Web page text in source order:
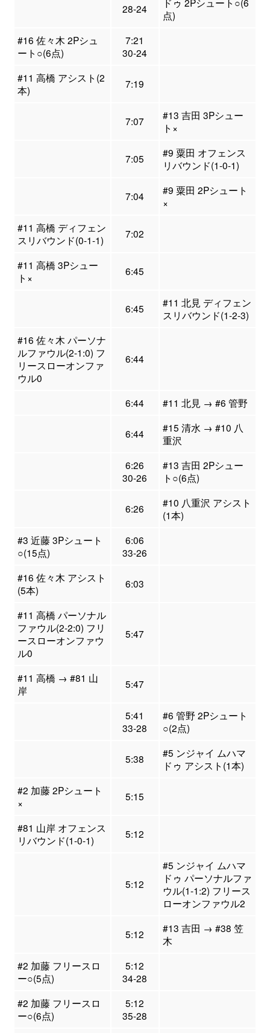
28-24
点)
#16 佐々木 2Pシュ
ート○(6点)
7:21
30-24
#11 高橋 アシスト(2
本)
7:19
7:07
#13 吉田 3Pシュー
ト×
7:05
#9 粟田 オフェンス
リバウンド(1-0-1)
7:04
#9 粟田 2Pシュート
×
#11 高橋 ディフェン
スリバウンド(0-1-1)
7:02
#11 高橋 3Pシュー
ト×
6:45
6:45
#11 北見 ディフェン
スリバウンド(1-2-3)
#16 佐々木 パーソナ
ルファウル(2-1:0) フ
リースローオンファ
ウル0
6:44
6:44 #11 北見 → #6 管野
6:44
#15 清水 → #10 八
重沢
6:26
30-26
#13 吉田 2Pシュー
ト○(6点)
6:26
#10 八重沢 アシスト
(1本)
#3 近藤 3Pシュート
○(15点)
6:06
33-26
#16 佐々木 アシスト
(5本)
6:03
#11 高橋 パーソナル
ファウル(2-2:0) フリ
ースローオンファウ
ル0
5:47
#11 高橋 → #81 山
岸
5:47
5:41
33-28
#6 管野 2Pシュート
○(2点)
5:38
#5 ンジャイ ムハマ
ドゥ アシスト(1本)
#2 加藤 2Pシュート
×
5:15
#81 山岸 オフェンス
リバウンド(1-0-1)
5:12
5:12
#5 ンジャイ ムハマ
ドゥ パーソナルファ
ウル(1-1:2) フリース
ローオンファウル2
5:12
#13 吉田 → #38 笠
木
#2 加藤 フリースロ
ー○(5点)
5:12
34-28
#2 加藤 フリースロ
ー○(6点)
5:12
35-28